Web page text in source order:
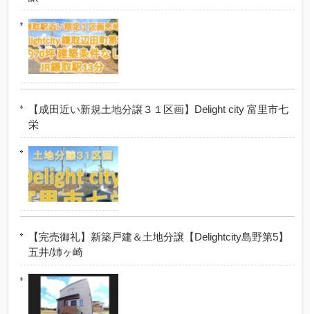
【成田近い新規土地分譲３１区画】Delight city 富里市七
栄
【完売御礼】新築戸建＆土地分譲【Delightcity島野第5】
五井/姉ヶ崎